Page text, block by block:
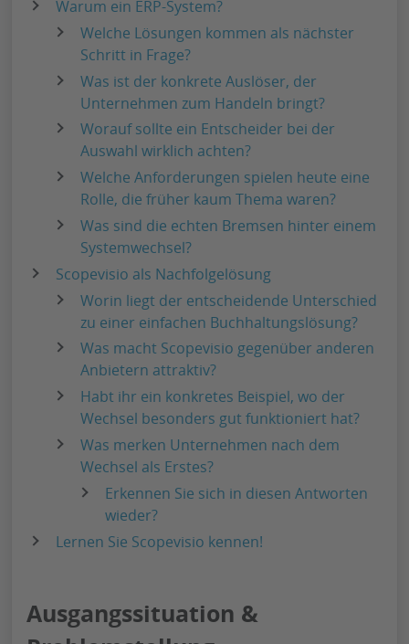
Warum ein ERP-System?
Welche Lösungen kommen als nächster
Schritt in Frage?
Was ist der konkrete Auslöser, der
Unternehmen zum Handeln bringt?
Worauf sollte ein Entscheider bei der
Auswahl wirklich achten?
Welche Anforderungen spielen heute eine
Rolle, die früher kaum Thema waren?
Was sind die echten Bremsen hinter einem
Systemwechsel?
Scopevisio als Nachfolgelösung
Worin liegt der entscheidende Unterschied
zu einer einfachen Buchhaltungslösung?
Was macht Scopevisio gegenüber anderen
Anbietern attraktiv?
Habt ihr ein konkretes Beispiel, wo der
Wechsel besonders gut funktioniert hat?
Was merken Unternehmen nach dem
Wechsel als Erstes?
Erkennen Sie sich in diesen Antworten
wieder?
Lernen Sie Scopevisio kennen!
Ausgangssituation &